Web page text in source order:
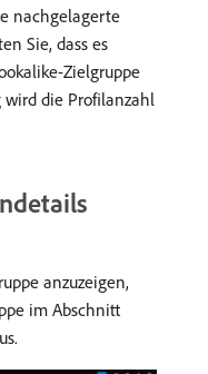
nachgelagerte
Sie, dass es
Zielgruppe
die Profilanzahl
anzuzeigen,
im Abschnitt